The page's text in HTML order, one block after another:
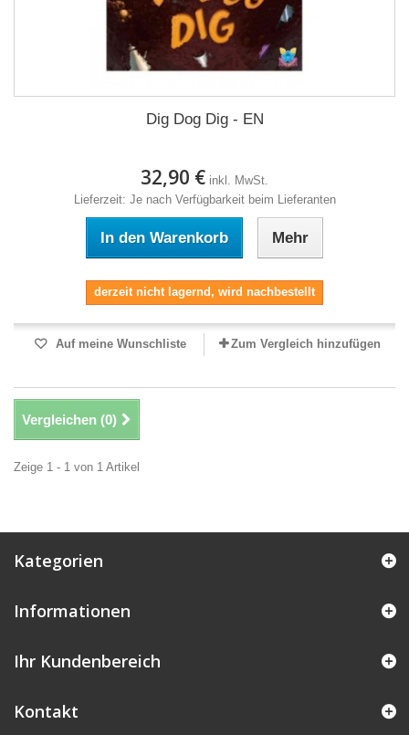
Dig Dog Dig - EN
32,90 € inkl. MwSt.
Lieferzeit: Je nach Verfügbarkeit beim Lieferanten
In den Warenkorb Mehr
derzeit nicht lagernd, wird nachbestellt
Auf meine Wunschliste Zum Vergleich hinzufügen
Vergleichen (0)
Zeige 1 - 1 von 1 Artikel
Kategorien
Informationen
Ihr Kundenbereich
Kontakt